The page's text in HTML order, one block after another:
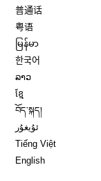
普通话
粤语
မြန်မာ
한국어
ລາວ
ខ្មែ
བོད་སྐད།
ئۇيغۇر
Tiếng Việt
English